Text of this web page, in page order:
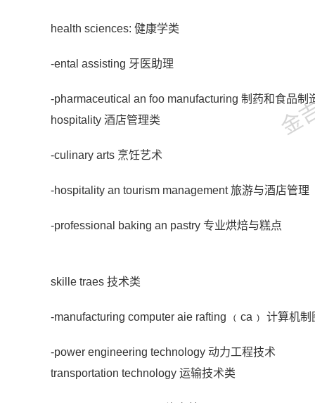
health sciences: 健康学类
-ental assisting 牙医助理
-pharmaceutical an foo manufacturing 制药和食品制
hospitality 酒店管理类
-culinary arts 烹饪艺术
-hospitality an tourism management 旅游与酒店管理
-professional baking an pastry 专业烘焙与糕点
skille traes 技术类
-manufacturing computer aie rafting ﹙ca﹚ 计算机制
-power engineering technology 动力工程技术
transportation technology 运输技术类